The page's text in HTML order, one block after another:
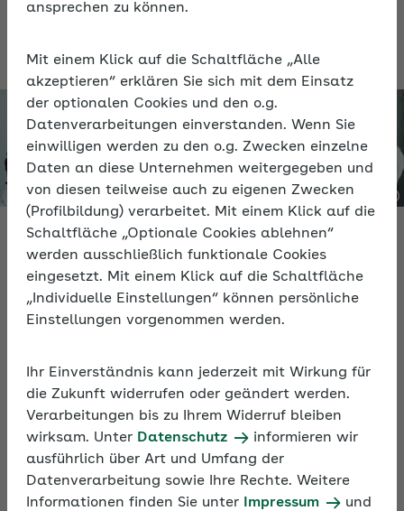
ansprechen zu können.
Mit einem Klick auf die Schaltfläche „Alle
akzeptieren“ erklären Sie sich mit dem Einsatz
der optionalen Cookies und den o.g.
Datenverarbeitungen einverstanden. Wenn Sie
einwilligen werden zu den o.g. Zwecken einzelne
Daten an diese Unternehmen weitergegeben und
von diesen teilweise auch zu eigenen Zwecken
(Profilbildung) verarbeitet. Mit einem Klick auf die
Schaltfläche „Optionale Cookies ablehnen“
werden ausschließlich funktionale Cookies
eingesetzt. Mit einem Klick auf die Schaltfläche
„Individuelle Einstellungen“ können persönliche
Einstellungen vorgenommen werden.
Ihr Einverständnis kann jederzeit mit Wirkung für
die Zukunft widerrufen oder geändert werden.
Verarbeitungen bis zu Ihrem Widerruf bleiben
wirksam. Unter Datenschutz
informieren wir
ausführlich über Art und Umfang der
Datenverarbeitung sowie Ihre Rechte. Weitere
Informationen finden Sie unter
Impressum
und
stärkenorientierten Führungsstil ein
Video
In rund 60 Minuten erfahren Sie im Video, wie Sie
mit einem Führungsstil, der die Stärken der
Mitarbeitenden fokussiert, erfolgreiche und
motivierte Teams erhalten.